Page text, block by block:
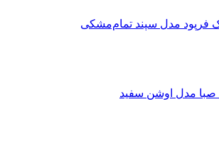
فرپود مدل سپند‌ تمام‌مشکی
صبا مدل اوشن سفید